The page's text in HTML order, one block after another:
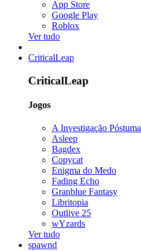
App Store
Google Play
Roblox
Ver tudo
CriticalLeap
CriticalLeap
Jogos
A Investigação Póstuma
Asleep
Bagdex
Copycat
Enigma do Medo
Fading Echo
Granblue Fantasy
Libritopia
Outlive 25
wYzards
Ver tudo
spawnd